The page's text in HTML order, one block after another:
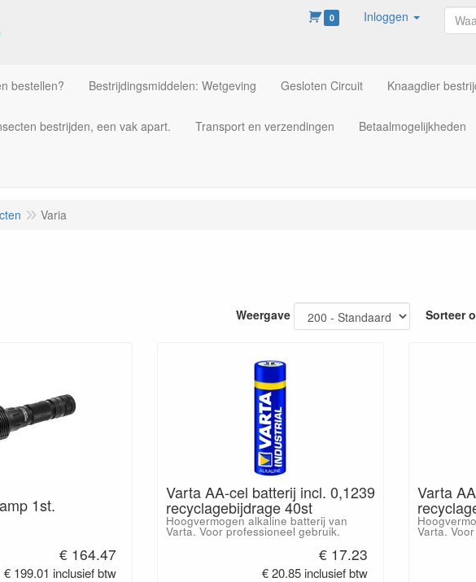
0 Inloggen
bestellen? Bestrijdingsmiddelen: Wetgeving Gesloten Circuit Knaagdier
bestrijden, een vak apart. Transport en verzendingen Betaalmogelijkheden
Varia
Weergave Sorteer
1st.
€ 164.47
€ 199.01 inclusief btw
Varta AA-cel batterij incl. 0,1239
recyclagebijdrage 40st
Hoogvermogen alkaline batterij van
Varta. Voor professioneel gebruik.
€ 17.23
€ 20.85 inclusief btw
Varta
Varta.